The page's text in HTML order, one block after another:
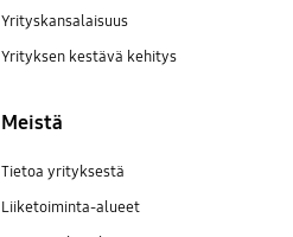
Yrityskansalaisuus
Yrityksen kestävä kehitys
Meistä
Tietoa yrityksestä
Liiketoiminta-alueet